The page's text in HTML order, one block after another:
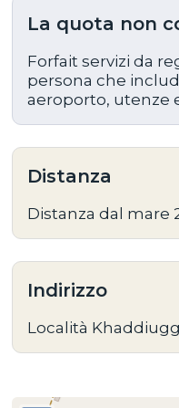
La quota non
Forfait servizi da
persona che
aeroporto, utenze
Distanza
Distanza dal mare
Indirizzo
Località